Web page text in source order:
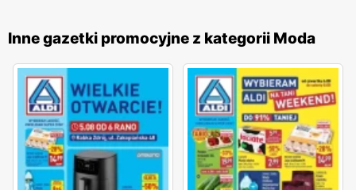
co sprawia, że każdy klient znajdzie coś dla siebie. Marka
stawia na innowacyjność i ciągłe udoskonalanie swoich
wyrobów, co pozwala na oferowanie odzieży, która jest nie
tylko modna, ale także wygodna i trwała. SklepyH&M
znajdują się w dogodnych lokalizacjach na terenie całej
Polski, co ułatwia dostęp do szerokiej gamy odzieży i
akcesoriów dla całej rodziny. Firma kładzie duży nacisk na
Inne gazetki promocyjne z kategorii Moda